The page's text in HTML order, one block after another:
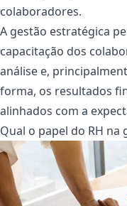
colaboradores.
A gestão estratégica
capacitação dos
análise e,
forma, os resultados
alinhados com a
Qual o papel do RH na